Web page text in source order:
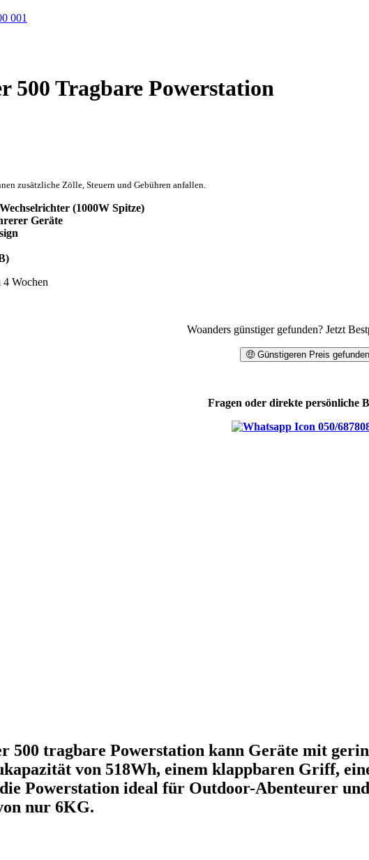
500 Tragbare Powerstation
zusätzliche Zölle, Steuern und Gebühren anfallen.
(1000W Spitze)
Geräte
Wochen
Woanders günstiger gefunden? Jetzt
🤑 Günstigeren Preis
Fragen oder direkte persönliche
050/
500 tragbare Powerstation kann Geräte mit
von 518Wh, einem klappbaren Griff,
Powerstation ideal für Outdoor-Abenteurer
nur 6KG.